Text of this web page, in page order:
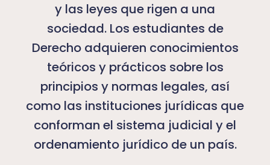
y las leyes que rigen a una
sociedad. Los estudiantes de
Derecho adquieren conocimientos
teóricos y prácticos sobre los
principios y normas legales, así
como las instituciones jurídicas que
conforman el sistema judicial y el
ordenamiento jurídico de un país.